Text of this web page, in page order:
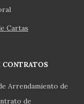
Cartas
Arrendamiento de
de